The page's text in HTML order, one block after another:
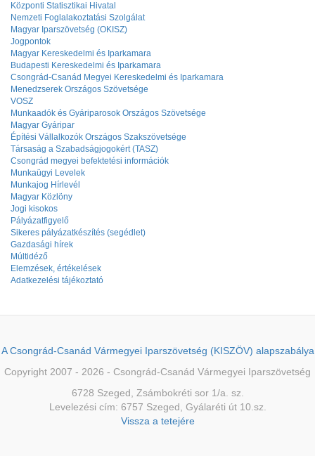
Központi Statisztikai Hivatal
Nemzeti Foglalakoztatási Szolgálat
Magyar Iparszövetség (OKISZ)
Jogpontok
Magyar Kereskedelmi és Iparkamara
Budapesti Kereskedelmi és Iparkamara
Csongrád-Csanád Megyei Kereskedelmi és Iparkamara
Menedzserek Országos Szövetsége
VOSZ
Munkaadók és Gyáriparosok Országos Szövetsége
Magyar Gyáripar
Építési Vállalkozók Országos Szakszövetsége
Társaság a Szabadságjogokért (TASZ)
Csongrád megyei befektetési információk
Munkaügyi Levelek
Munkajog Hírlevél
Magyar Közlöny
Jogi kisokos
Pályázatfigyelő
Sikeres pályázatkészítés (segédlet)
Gazdasági hírek
Múltidéző
Elemzések, értékelések
Adatkezelési tájékoztató
A Csongrád-Csanád Vármegyei Iparszövetség (KISZÖV) alapszabálya
Copyright 2007 - 2026 - Csongrád-Csanád Vármegyei Iparszövetség
6728 Szeged, Zsámbokréti sor 1/a. sz.
Levelezési cím: 6757 Szeged, Gyálaréti út 10.sz.
Vissza a tetejére